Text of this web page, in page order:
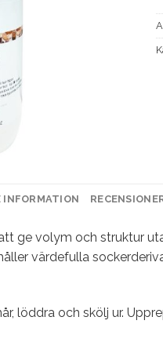
ge volym och struktur
värdefulla
löddra och skölj ur.